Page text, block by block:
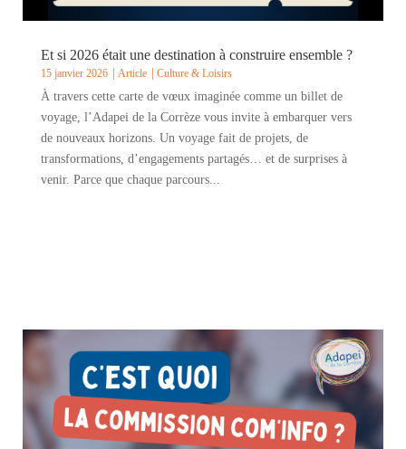
Et si 2026 était une destination à construire ensemble ?
15 janvier 2026 Article Culture & Loisirs
À travers cette carte de vœux imaginée comme un billet de
voyage, l’Adapei de la Corrèze vous invite à embarquer vers
de nouveaux horizons. Un voyage fait de projets, de
transformations, d’engagements partagés… et de surprises à
venir. Parce que chaque parcours...